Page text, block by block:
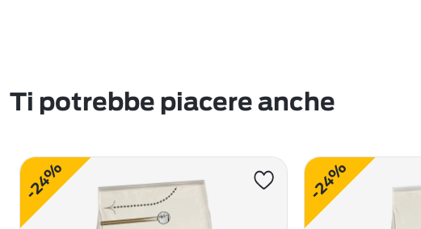
Ti potrebbe piacere anche
-24% -24%